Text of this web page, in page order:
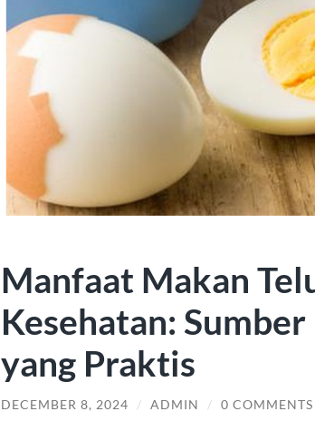
Manfaat Makan
Kesehatan:
yang Praktis
DECEMBER 8, 2024 / ADMIN / 0 COMMENTS